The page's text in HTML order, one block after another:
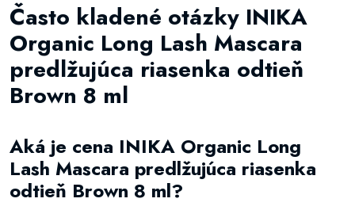
Často kladené otázky INIKA
Organic Long Lash Mascara
predlžujúca riasenka odtieň
Brown 8 ml
Aká je cena INIKA Organic Long
Lash Mascara predlžujúca riasenka
odtieň Brown 8 ml?